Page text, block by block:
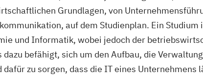
Grundlagen, von
auf dem Studienplan. Ein
und Informatik, wobei jedoch der
befähigt, sich um den Aufbau, die
zu sorgen, dass die IT eines Unternehmens